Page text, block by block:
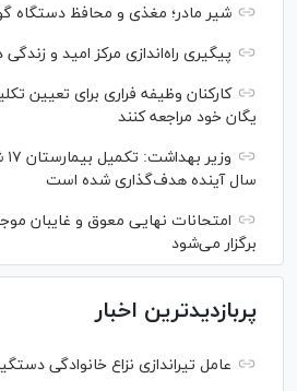
شیر مادر؛ مغذی و محافظ دستگاه
پیگیری راه‌اندازی مرکز امید و
کارکنان وظیفه فراری برای تعیین
یگان خود مراجعه کنند
سال آینده هدف‌گذاری شده است
امتحانات نهایی معوق و غایبان
برگزار می‌شود
پربازدیدترین اخبار
عامل تیراندازی نزاع خانوادگی